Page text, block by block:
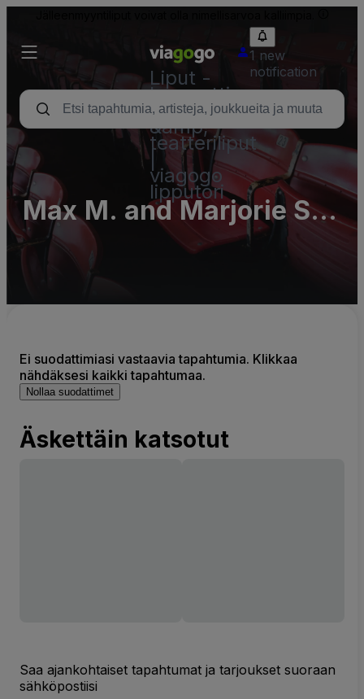
Liput -
konsertti,
urheilu
&amp;
teatteriliput
viagogo
lipputori
1 new
notification
Max M. and Marjorie S.
Fisher Music Center
Ei suodattimiasi vastaavia tapahtumia. Klikkaa
nähdäksesi kaikki tapahtumaa.
Nollaa suodattimet
Äskettäin katsotut
Saa ajankohtaiset tapahtumat ja tarjoukset suoraan
sähköpostiisi